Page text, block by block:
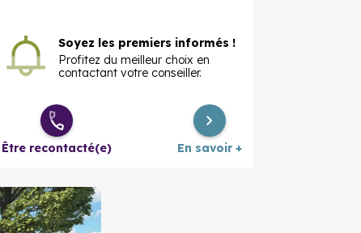
Soyez les premiers informés !
Profitez du meilleur choix en
contactant votre conseiller.
Être recontacté(e) En savoir +